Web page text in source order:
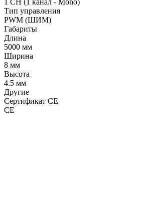
Тип управления
PWM (ШИМ)
Габариты
Длина
5000 мм
Ширина
8 мм
Высота
4.5 мм
Другие
Сертификат CE
CE